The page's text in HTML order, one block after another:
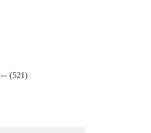
(521)